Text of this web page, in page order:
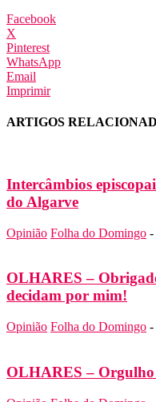
Facebook
X
Pinterest
WhatsApp
Email
Imprimir
ARTIGOS
Intercâmbios
do Algarve
Opinião Folha do Domingo -
OLHARES –
decidam por mim!
Opinião Folha do Domingo -
OLHARES –